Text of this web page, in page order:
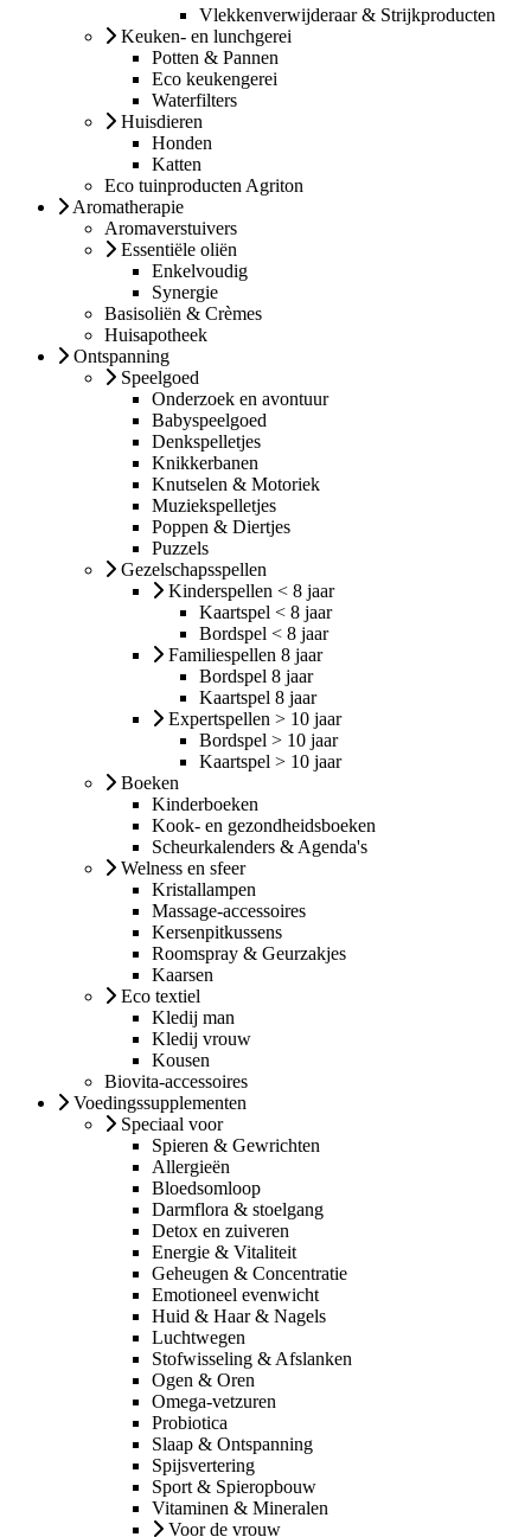
Vlekkenverwijderaar & Strijkproducten
Keuken- en lunchgerei
Potten & Pannen
Eco keukengerei
Waterfilters
Huisdieren
Honden
Katten
Eco tuinproducten Agriton
Aromatherapie
Aromaverstuivers
Essentiële oliën
Enkelvoudig
Synergie
Basisoliën & Crèmes
Huisapotheek
Ontspanning
Speelgoed
Onderzoek en avontuur
Babyspeelgoed
Denkspelletjes
Knikkerbanen
Knutselen & Motoriek
Muziekspelletjes
Poppen & Diertjes
Puzzels
Gezelschapsspellen
Kinderspellen < 8 jaar
Kaartspel < 8 jaar
Bordspel < 8 jaar
Familiespellen 8 jaar
Bordspel 8 jaar
Kaartspel 8 jaar
Expertspellen > 10 jaar
Bordspel > 10 jaar
Kaartspel > 10 jaar
Boeken
Kinderboeken
Kook- en gezondheidsboeken
Scheurkalenders & Agenda's
Welness en sfeer
Kristallampen
Massage-accessoires
Kersenpitkussens
Roomspray & Geurzakjes
Kaarsen
Eco textiel
Kledij man
Kledij vrouw
Kousen
Biovita-accessoires
Voedingssupplementen
Speciaal voor
Spieren & Gewrichten
Allergieën
Bloedsomloop
Darmflora & stoelgang
Detox en zuiveren
Energie & Vitaliteit
Geheugen & Concentratie
Emotioneel evenwicht
Huid & Haar & Nagels
Luchtwegen
Stofwisseling & Afslanken
Ogen & Oren
Omega-vetzuren
Probiotica
Slaap & Ontspanning
Spijsvertering
Sport & Spieropbouw
Vitaminen & Mineralen
Voor de vrouw